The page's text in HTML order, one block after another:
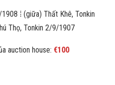
⁞ (giữa) Thất Khê, Tonkin
Thọ, Tonkin 2/9/1907
auction house: €100